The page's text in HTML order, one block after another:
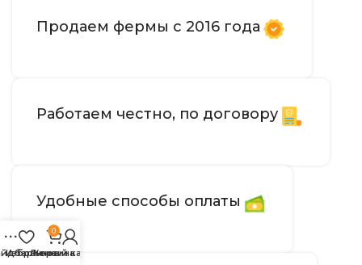
Продаем фермы с 2016 года
Работаем честно, по договору
Удобные способы оплаты
Избранное
0
Корзина
Личный кабинет